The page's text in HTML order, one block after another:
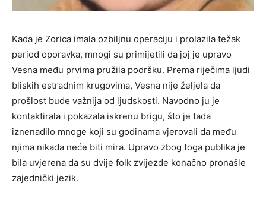
Kada je Zorica imala ozbiljnu operaciju i prolazila težak
period oporavka, mnogi su primijetili da joj je upravo
Vesna među prvima pružila podršku. Prema riječima ljudi
bliskih estradnim krugovima, Vesna nije željela da
prošlost bude važnija od ljudskosti. Navodno ju je
kontaktirala i pokazala iskrenu brigu, što je tada
iznenadilo mnoge koji su godinama vjerovali da među
njima nikada neće biti mira. Upravo zbog toga publika je
bila uvjerena da su dvije folk zvijezde konačno pronašle
zajednički jezik.